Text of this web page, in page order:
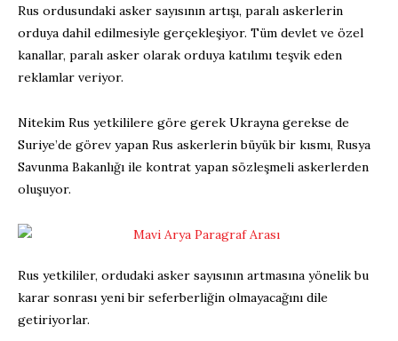
Rus ordusundaki asker sayısının artışı, paralı askerlerin
orduya dahil edilmesiyle gerçekleşiyor. Tüm devlet ve özel
kanallar, paralı asker olarak orduya katılımı teşvik eden
reklamlar veriyor.
Nitekim Rus yetkililere göre gerek Ukrayna gerekse de
Suriye’de görev yapan Rus askerlerin büyük bir kısmı, Rusya
Savunma Bakanlığı ile kontrat yapan sözleşmeli askerlerden
oluşuyor.
Rus yetkililer, ordudaki asker sayısının artmasına yönelik bu
karar sonrası yeni bir seferberliğin olmayacağını dile
getiriyorlar.